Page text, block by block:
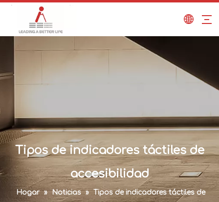
Tipos de indicadores táctiles de
accesibilidad
Hogar » Noticias »
Tipos de indicadores táctiles de